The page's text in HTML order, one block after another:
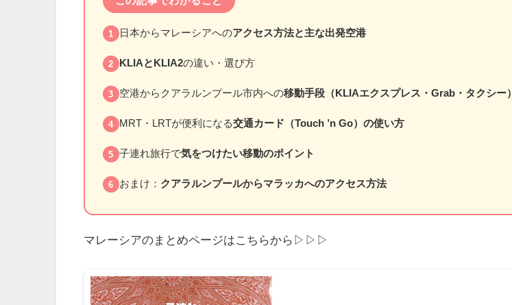
1 日本からマレーシアへのアクセス方法と主な出発空港
2 KLIAとKLIA2の違い・選び方
3 空港からクアラルンプール市内への移動手段（KLIAエクスプレス・Grab・タクシー）
4 MRT・LRTが便利になる交通カード（Touch ’n Go）の使い方
5 子連れ旅行で気をつけたい移動のポイント
6 おまけ： クアラルンプールからマラッカへのアクセス方法
マレーシアのまとめページはこちらから▷▷▷